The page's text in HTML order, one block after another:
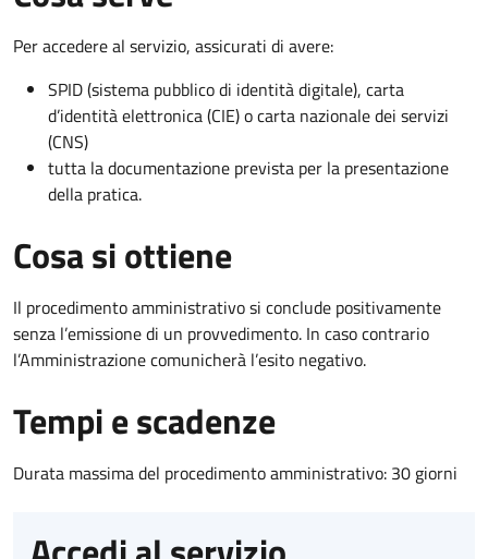
Per accedere al servizio, assicurati di avere:
SPID (sistema pubblico di identità digitale), carta
d’identità elettronica (CIE) o carta nazionale dei servizi
(CNS)
tutta la documentazione prevista per la presentazione
della pratica.
Cosa si ottiene
Il procedimento amministrativo si conclude positivamente
senza l’emissione di un provvedimento. In caso contrario
l’Amministrazione comunicherà l’esito negativo.
Tempi e scadenze
Durata massima del procedimento amministrativo: 30 giorni